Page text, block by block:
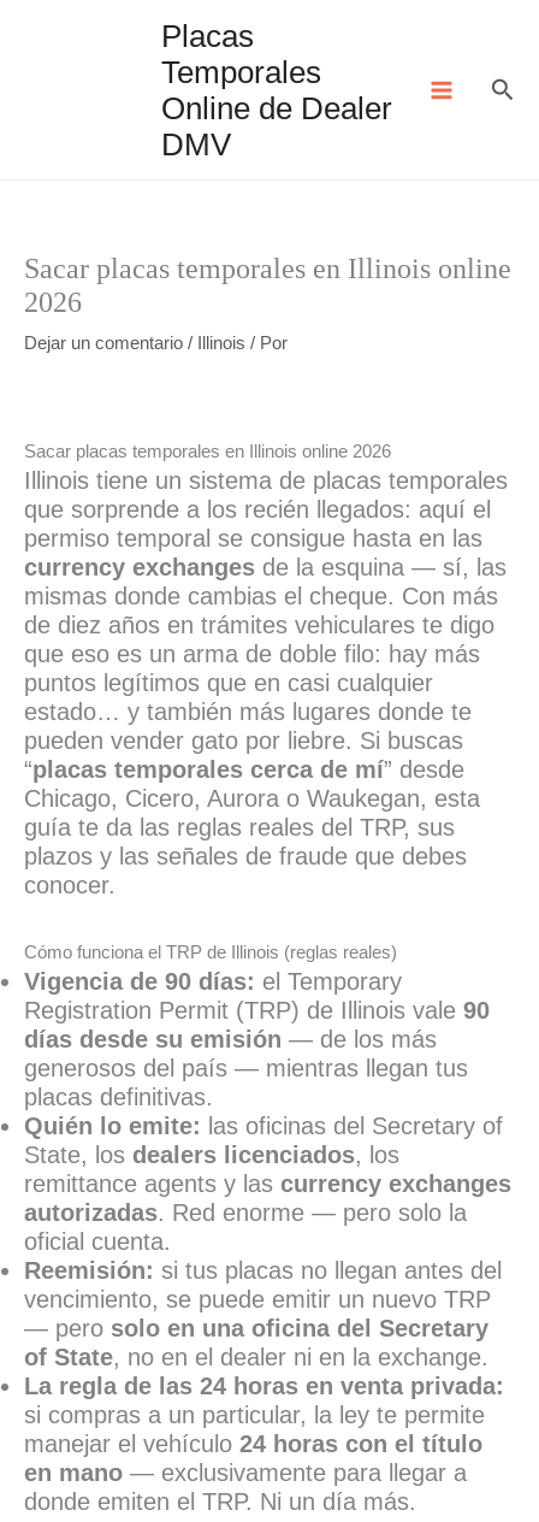
Placas
Temporales
Online de Dealer
DMV
Sacar placas temporales en Illinois online
2026
Dejar un comentario / Illinois / Por
Sacar placas temporales en Illinois online 2026
Illinois tiene un sistema de placas temporales
que sorprende a los recién llegados: aquí el
permiso temporal se consigue hasta en las
currency exchanges de la esquina — sí, las
mismas donde cambias el cheque. Con más
de diez años en trámites vehiculares te digo
que eso es un arma de doble filo: hay más
puntos legítimos que en casi cualquier
estado… y también más lugares donde te
pueden vender gato por liebre. Si buscas
“placas temporales cerca de mí” desde
Chicago, Cicero, Aurora o Waukegan, esta
guía te da las reglas reales del TRP, sus
plazos y las señales de fraude que debes
conocer.
Cómo funciona el TRP de Illinois (reglas reales)
Vigencia de 90 días: el Temporary
Registration Permit (TRP) de Illinois vale 90
días desde su emisión — de los más
generosos del país — mientras llegan tus
placas definitivas.
Quién lo emite: las oficinas del Secretary of
State, los dealers licenciados, los
remittance agents y las currency exchanges
autorizadas. Red enorme — pero solo la
oficial cuenta.
Reemisión: si tus placas no llegan antes del
vencimiento, se puede emitir un nuevo TRP
— pero solo en una oficina del Secretary
of State, no en el dealer ni en la exchange.
La regla de las 24 horas en venta privada:
si compras a un particular, la ley te permite
manejar el vehículo 24 horas con el título
en mano — exclusivamente para llegar a
donde emiten el TRP. Ni un día más.